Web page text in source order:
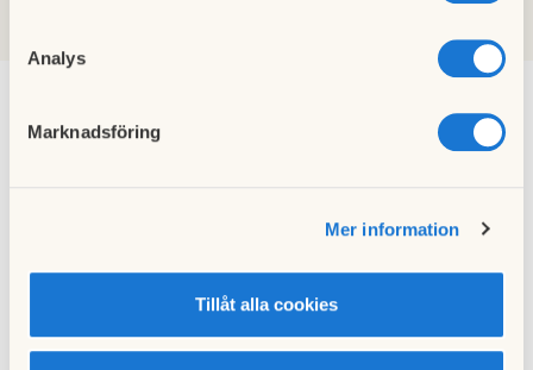
Analys
Marknadsföring
Mer information
Tillåt alla cookies
11 augusti 2015